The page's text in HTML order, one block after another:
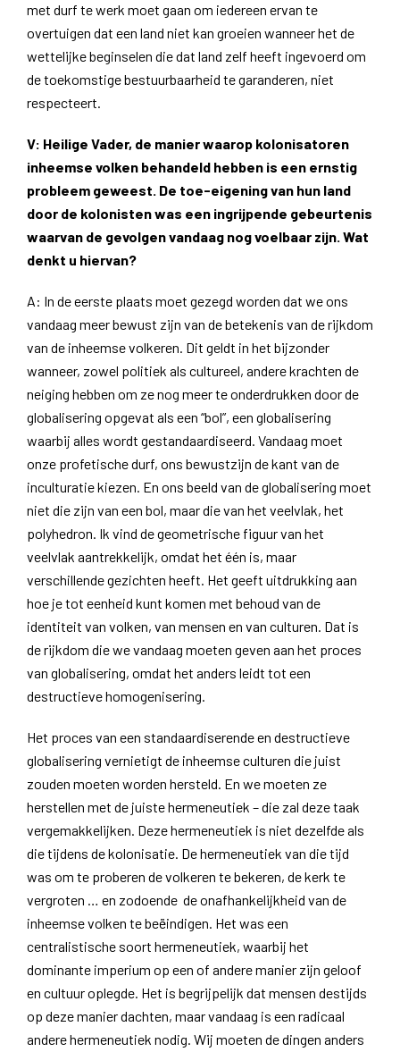
met durf te werk moet gaan om iedereen ervan te
overtuigen dat een land niet kan groeien wanneer het de
wettelijke beginselen die dat land zelf heeft ingevoerd om
de toekomstige bestuurbaarheid te garanderen, niet
respecteert.
V: Heilige Vader, de manier waarop kolonisatoren
inheemse volken behandeld hebben is een ernstig
probleem geweest. De toe-eigening van hun land
door de kolonisten was een ingrijpende gebeurtenis
waarvan de gevolgen vandaag nog voelbaar zijn. Wat
denkt u hiervan?
A: In de eerste plaats moet gezegd worden dat we ons
vandaag meer bewust zijn van de betekenis van de rijkdom
van de inheemse volkeren. Dit geldt in het bijzonder
wanneer, zowel politiek als cultureel, andere krachten de
neiging hebben om ze nog meer te onderdrukken door de
globalisering opgevat als een “bol”, een globalisering
waarbij alles wordt gestandaardiseerd. Vandaag moet
onze profetische durf, ons bewustzijn de kant van de
inculturatie kiezen. En ons beeld van de globalisering moet
niet die zijn van een bol, maar die van het veelvlak, het
polyhedron. Ik vind de geometrische figuur van het
veelvlak aantrekkelijk, omdat het één is, maar
verschillende gezichten heeft. Het geeft uitdrukking aan
hoe je tot eenheid kunt komen met behoud van de
identiteit van volken, van mensen en van culturen. Dat is
de rijkdom die we vandaag moeten geven aan het proces
van globalisering, omdat het anders leidt tot een
destructieve homogenisering.
Het proces van een standaardiserende en destructieve
globalisering vernietigt de inheemse culturen die juist
zouden moeten worden hersteld. En we moeten ze
herstellen met de juiste hermeneutiek – die zal deze taak
vergemakkelijken. Deze hermeneutiek is niet dezelfde als
die tijdens de kolonisatie. De hermeneutiek van die tijd
was om te proberen de volkeren te bekeren, de kerk te
vergroten … en zodoende de onafhankelijkheid van de
inheemse volken te beëindigen. Het was een
centralistische soort hermeneutiek, waarbij het
dominante imperium op een ​​of andere manier zijn geloof
en cultuur oplegde. Het is begrijpelijk dat mensen destijds
op deze manier dachten, maar vandaag is een radicaal
andere hermeneutiek nodig. Wij moeten de dingen anders